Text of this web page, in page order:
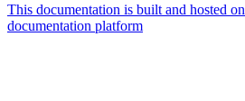
This documentation is built and hosted
documentation platform